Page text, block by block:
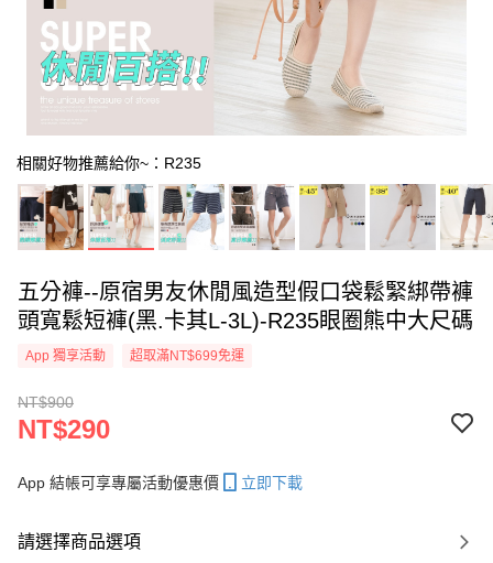
相關好物推薦給你~：R235
五分褲--原宿男友休閒風造型假口袋鬆緊綁帶褲
頭寬鬆短褲(黑.卡其L-3L)-R235眼圈熊中大尺碼
App 獨享活動 超取滿NT$699免運
NT$900
NT$290
App 結帳可享專屬活動優惠價 立即下載
請選擇商品選項